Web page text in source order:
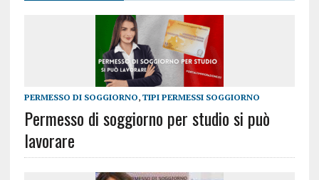
PERMESSO DI SOGGIORNO, TIPI PERMESSI SOGGIORNO
Permesso di soggiorno per studio si può
lavorare